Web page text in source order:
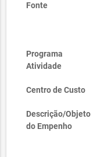
Fonte
Programa
Atividade
Centro de Custo
Descrição/Objeto
do Empenho